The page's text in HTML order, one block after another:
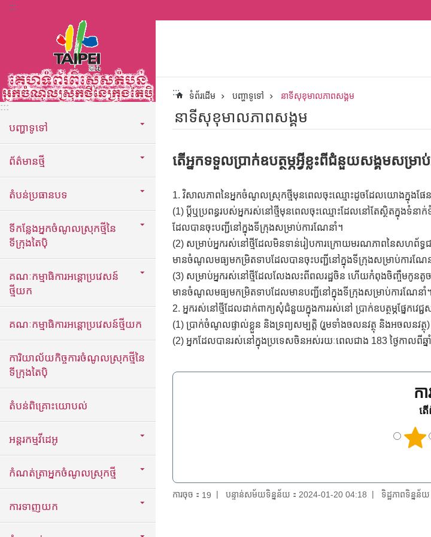
ទៅកាន់មាតិកាប្លុកមាតិកាសំខាន់
:::
:::
បញ្ហាទូទៅ
ព័ត៌មានថ្មី
តំបន់ប្រធានបទ
ទីកន្លែងអ្នកចំណូលស្រុកថ្មីនៃ
ទីក្រុងតៃប៉ិ
គណៈកម្មាធិការអន្តោប្រវេសន៍
ថ្មីយក
គណៈកម្មាធិការអន្តោប្រវេសន៍ថ្មីយក
ការិយាល័យកិច្ចការចំណូលស្រុកថ្មីនៃ
ទីក្រុងតៃប៉ិ
តំបន់ពិគ្រោះយោបល់
អន្តរកម្មវីដេអូ
កំណត់ត្រាអ្នកចំណូលស្រុកថ្មី
ការទាញយក
::: ទំព័រដើម បញ្ហាទូទៅ នាទីសុខុមាលភាពសង្គម
នាទីសុខុមាលភាពសង្គម
តើអ្នកទទួលប្រាក់ឧបត្ថម្ភអ្វីខ្លះពីជំនួយសង្គមស
1. វិសាលភាពនៃអ្នកចំណូលស្រុកថ្មីមុនពេលចុះឈ្មោះដូចដែលយោងក្នុងផែន
(1) ប្តីឬប្រពន្ធរបស់អ្នករស់នៅថ្មីមុនពេលចុះឈ្មោះដែលនៅតែស្ថិតក្នុង
ដែលបានចុះបញ្ជីនៅក្នុងទីក្រុងសម្រាប់ការណែនាំ។
(2) សម្រាប់អ្នករស់នៅថ្មីដែលមិនទាន់រៀបការក្រោយមរណភាពនៃសហព័
មានចំណូលមធ្យមកម្រិតទាបដែលបានចុះបញ្ជីនៅក្នុងទីក្រុងសម្រាប់ការណែ
(3) សម្រាប់អ្នករស់នៅថ្មីដែលលែងលះពីពលរដ្ឋចិន ហើយកំពុងចិញ្ចឹមកូនតូ
មានចំណូលមធ្យមកម្រិតទាបដែលមានបញ្ជីនៅក្នុងទីក្រុងសម្រាប់ការណែនាំ។
2. អ្នករស់នៅថ្មីដែលដាក់ពាក្យសុំជំនួយក្នុងការរស់នៅ ប្រាក់ឧបត្ថម្ភផ្នែកវ
(1) ប្រាក់ចំណូលផ្ទាល់ខ្លួន និងទ្រព្យសម្បត្តិ (រួមទាំងចលនវត្ថុ និងអចលនវត្
(2) អ្នកដែលបានរស់នៅក្នុងប្រទេសចិនអស់រយៈពេលជាង 183 ថ្ងៃកាលពីឆ្ន
ក
ត
ការចុច： 19 បន្ទាន់សម័យទិន្នន័យ：2024-01-20 04:18 ទិដ្ឋភាពទិន្នន័